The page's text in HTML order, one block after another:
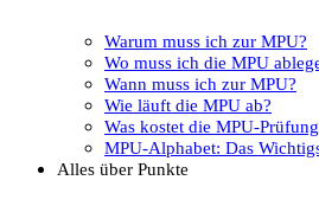
Warum muss ich zur MPU?
Wo muss ich die MPU
Wann muss ich zur MPU?
Wie läuft die MPU ab?
Was kostet die MPU-
MPU-Alphabet: Das
Alles über Punkte